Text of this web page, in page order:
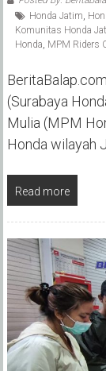
Honda Jatim,
Komunitas Honda
Honda, MPM Riders
(Surabaya
Mulia (MPM
Honda wilayah
Read more